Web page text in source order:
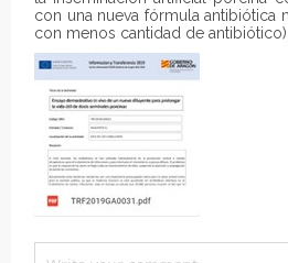
con una nueva fórmula antibiótica
con menos cantidad de antibiótico).